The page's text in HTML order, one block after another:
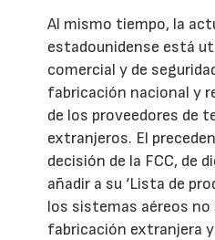
Al mismo tiempo, la
estadounidense está
comercial y de
fabricación nacional y
de los proveedores de
extranjeros. El
decisión de la FCC, de
añadir a su ‘Lista de
los sistemas aéreos no
fabricación extranjera